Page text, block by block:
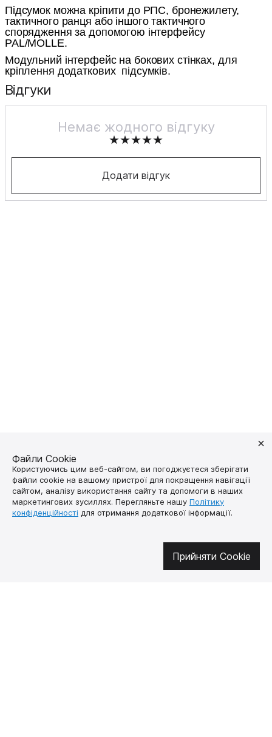
Підсумок можна кріпити до РПС, бронежилету,
тактичного ранця або іншого тактичного
спорядження за допомогою інтерфейсу
PAL/MOLLE.
Модульний інтерфейс на бокових стінках, для
кріплення додаткових підсумків.
Відгуки
Немає жодного відгуку
Додати відгук
Файли Cookie
Користуючись цим веб-сайтом, ви погоджуєтеся зберігати
файли cookie на вашому пристрої для покращення навігації
сайтом, аналізу використання сайту та допомоги в наших
маркетингових зусиллях. Перегляньте нашу Політику
конфіденційності для отримання додаткової інформації.
Прийняти Cookie